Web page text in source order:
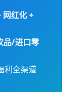
网红化 +
品/进口零
利全渠道